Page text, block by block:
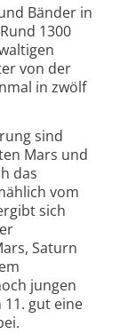
Bänder in
1300
von der
in zwölf
sind
Mars und
das
vom
sich
Saturn
jungen
gut eine